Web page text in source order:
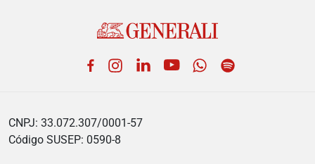
Facebook
Instagram
LinkedIn
YouTubeWhatsApp
CNPJ: 33.072.307/0001-57
Código SUSEP: 0590-8